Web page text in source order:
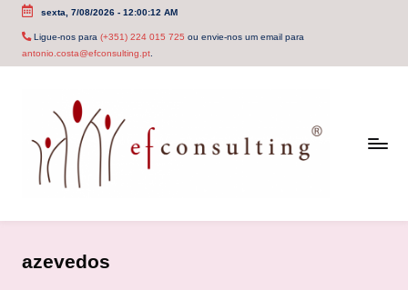
Skip
sexta, 7/08/2026- 12:00:12 AM
Ligue-nos para (+351) 224 015 725 ou envie-nos um email para
antonio.costa@efconsulting.pt.
c
azevedos